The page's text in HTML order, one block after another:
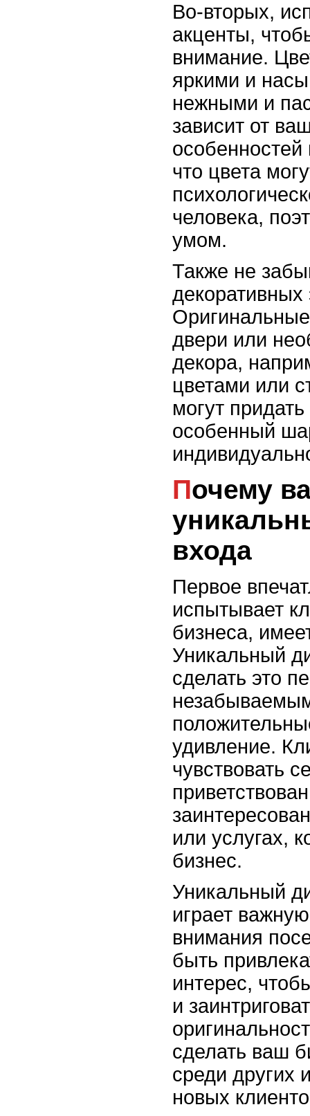
Во-вторых,
акценты,
внимание.
яркими и
нежными и
зависит от
что цвета
человека,
умом.
Также не
двери или
декора,
цветами или
могут
особенный
Почему важен
входа
Первое
испытывает
бизнеса,
Уникальный
сделать это
удивление.
чувствовать
или услугах,
бизнес.
Уникальный
играет
внимания
быть
интерес,
и
сделать ваш
среди других
новых